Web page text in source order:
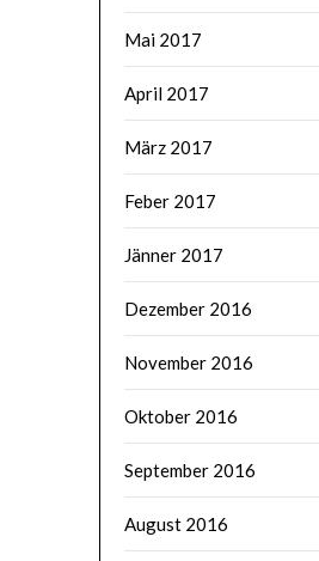
Mai 2017
April 2017
März 2017
Feber 2017
Jänner 2017
Dezember 2016
November 2016
Oktober 2016
September 2016
August 2016